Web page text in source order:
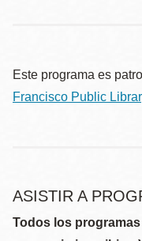
Este programa es
Francisco Public
ASISTIR A
Todos los